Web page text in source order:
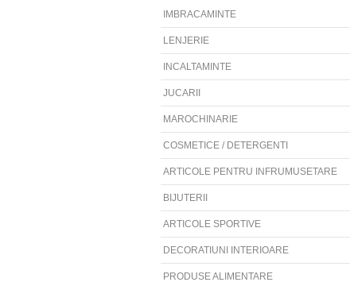
IMBRACAMINTE
LENJERIE
INCALTAMINTE
JUCARII
MAROCHINARIE
COSMETICE / DETERGENTI
ARTICOLE PENTRU INFRUMUSETARE
BIJUTERII
ARTICOLE SPORTIVE
DECORATIUNI INTERIOARE
PRODUSE ALIMENTARE